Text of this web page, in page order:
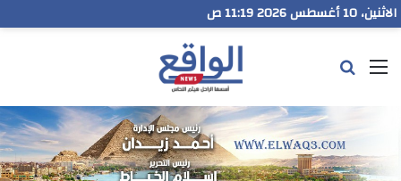
الاثنين، 10 أغسطس 2026 11:19 ص
القائمة